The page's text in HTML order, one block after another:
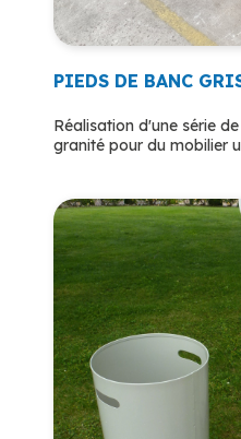
PIEDS DE BANC
Réalisation d'une série
granité pour du mobilier